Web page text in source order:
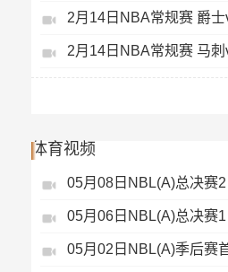
2月14日NBA常规赛 马
体育视频